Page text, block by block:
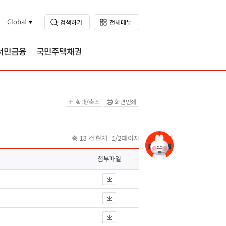
Global
민금융 국민주택채권
확대/축소 화면인쇄
총 13 건 현재 : 1/2페이지
첨부파일